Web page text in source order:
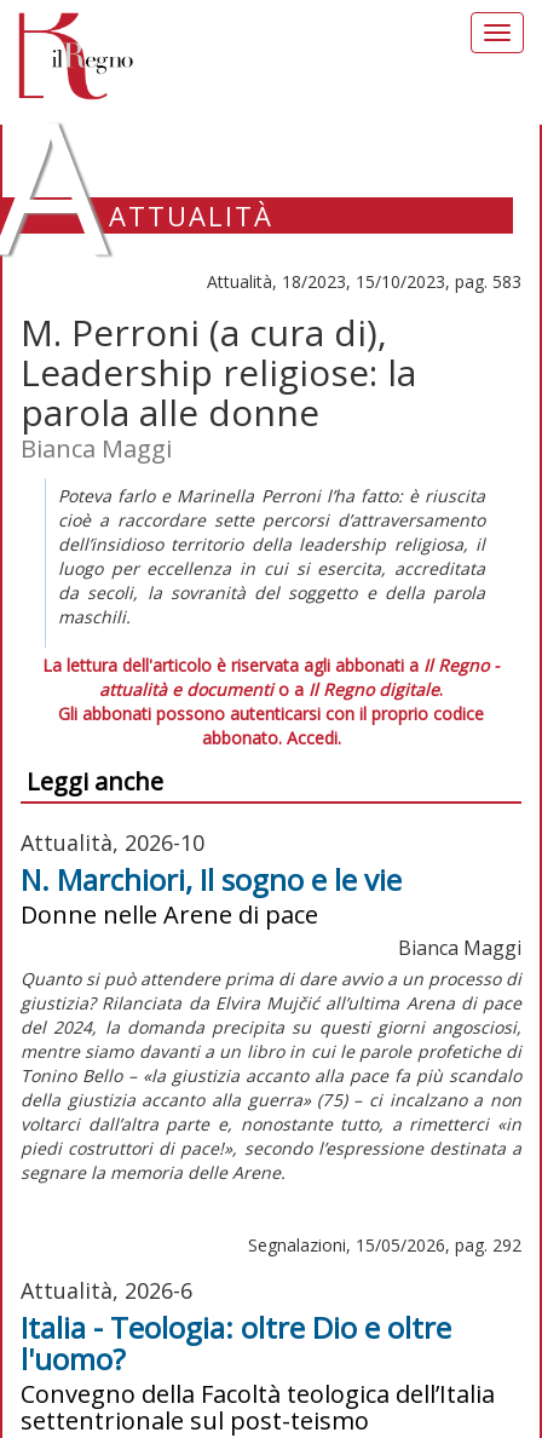
ATTUALITÀ
Attualità, 18/2023, 15/10/2023, pag. 583
M. Perroni (a cura di),
Leadership religiose: la
parola alle donne
Bianca Maggi
Poteva farlo e Marinella Perroni l’ha fatto: è riuscita
cioè a raccordare sette percorsi d’attraversamento
dell’insidioso territorio della leadership religiosa, il
luogo per eccellenza in cui si esercita, accreditata
da secoli, la sovranità del soggetto e della parola
maschili.
La lettura dell'articolo è riservata agli abbonati a Il Regno -
attualità e documentio a Il Regno digitale.
Gli abbonati possono autenticarsi con il proprio codice
abbonato. Accedi.
Leggi anche
Attualità, 2026-10
N. Marchiori, Il sogno e le vie
Donne nelle Arene di pace
Bianca Maggi
Quanto si può attendere prima di dare avvio a un processo di
giustizia? Rilanciata da Elvira Mujčić all’ultima Arena di pace
del 2024, la domanda precipita su questi giorni angosciosi,
mentre siamo davanti a un libro in cui le parole profetiche di
Tonino Bello – «la giustizia accanto alla pace fa più scandalo
della giustizia accanto alla guerra» (75) – ci incalzano a non
voltarci dall’altra parte e, nonostante tutto, a rimetterci «in
piedi costruttori di pace!», secondo l’espressione destinata a
segnare la memoria delle Arene.
Segnalazioni, 15/05/2026, pag. 292
Attualità, 2026-6
Italia - Teologia: oltre Dio e oltre
l'uomo?
Convegno della Facoltà teologica dell’Italia
settentrionale sul post-teismo